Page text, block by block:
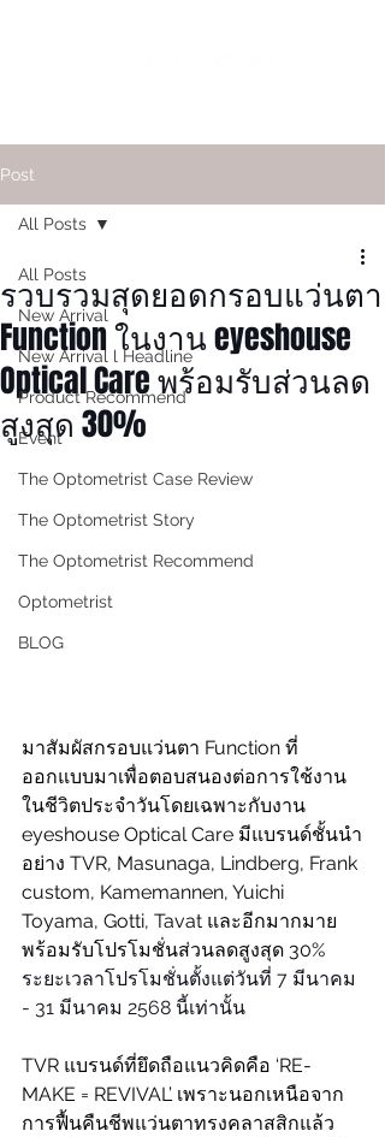
Post
All Posts
New Arrival
New Arrival l Headline
Product Recommend
Event
The Optometrist Case Review
The Optometrist Story
The Optometrist Recommend
Optometrist
BLOG
All Posts
รวบรวมสุดยอดกรอบแว่นตา
Function ในงาน eyeshouse
Optical Care พร้อมรับส่วนลด
สูงสุด 30%
มาสัมผัสกรอบแว่นตา Function ที่
ออกแบบมาเพื่อตอบสนองต่อการใช้งาน
ในชีวิตประจำวันโดยเฉพาะกับงาน
eyeshouse Optical Care มีแบรนด์ชั้นนำ
อย่าง TVR, Masunaga, Lindberg, Frank
custom, Kamemannen, Yuichi
Toyama, Gotti, Tavat และอีกมากมาย
พร้อมรับโปรโมชั่นส่วนลดสูงสุด 30%
ระยะเวลาโปรโมชั่นตั้งแต่วันที่ 7 มีนาคม
- 31 มีนาคม 2568 นี้เท่านั้น
TVR แบรนด์ที่ยึดถือแนวคิดคือ ‘RE-
MAKE = REVIVAL’ เพราะนอกเหนือจาก
การฟื้นคืนชีพแว่นตาทรงคลาสสิกแล้ว